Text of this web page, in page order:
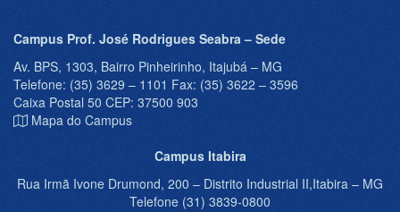
Campus Prof. José Rodrigues Seabra – Sede
Av. BPS, 1303, Bairro Pinheirinho, Itajubá – MG
Telefone: (35) 3629 – 1101 Fax: (35) 3622 – 3596
Caixa Postal 50 CEP: 37500 903
Mapa do Campus
Campus Itabira
Rua Irmã Ivone Drumond, 200 – Distrito Industrial II,Itabira – MG
Telefone (31) 3839-0800